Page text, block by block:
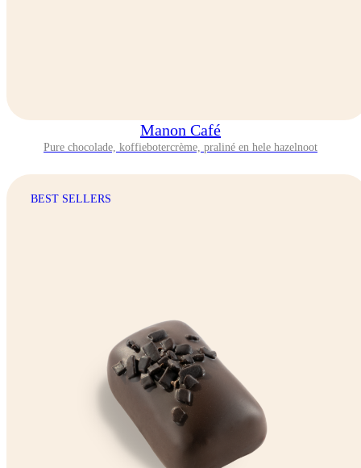
Manon Café
Pure chocolade, koffiebotercrème, praliné en hele hazelnoot
BEST SELLERS